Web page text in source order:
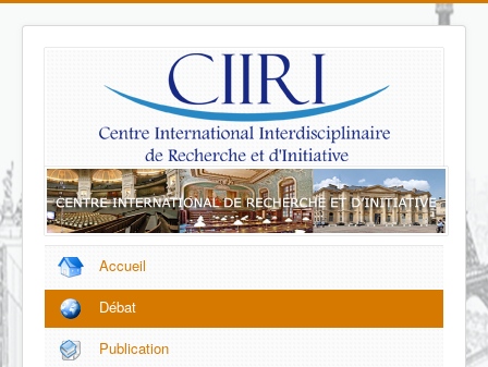
Accueil
Débat
Publication